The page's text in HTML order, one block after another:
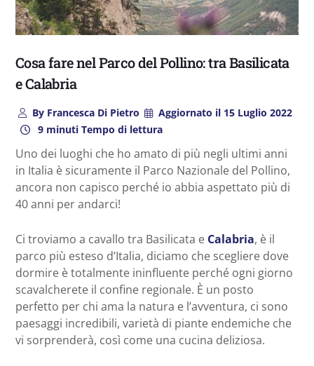
Cosa fare nel Parco del Pollino: tra Basilicata
e Calabria
ByFrancesca Di Pietro Aggiornato il 15 Luglio 2022
9 minuti Tempo di lettura
Uno dei luoghi che ho amato di più negli ultimi anni
in Italia è sicuramente il Parco Nazionale del Pollino,
ancora non capisco perché io abbia aspettato più di
40 anni per andarci!
Ci troviamo a cavallo tra Basilicata e Calabria, è il
parco più esteso d’Italia, diciamo che scegliere dove
dormire è totalmente ininfluente perché ogni giorno
scavalcherete il confine regionale. È un posto
perfetto per chi ama la natura e l’avventura, ci sono
paesaggi incredibili, varietà di piante endemiche che
vi sorprenderà, così come una cucina deliziosa.